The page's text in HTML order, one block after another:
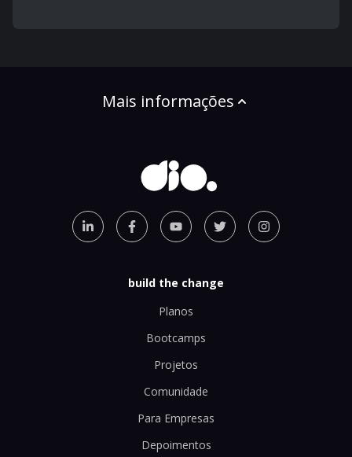
Mais informações
build the change
Planos
Bootcamps
Projetos
Comunidade
Para Empresas
Depoimentos